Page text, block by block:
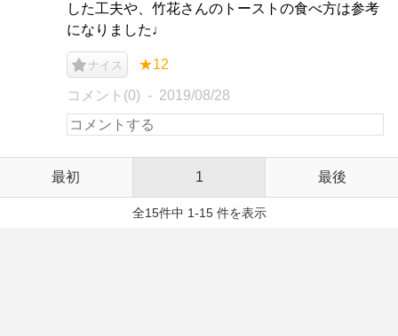
した工夫や、竹花さんのトーストの食べ方は参考
になりました♩
ナイス ★12
コメント(0) 2019/08/28
最初 1 最後
全15件中 1-15 件を表示